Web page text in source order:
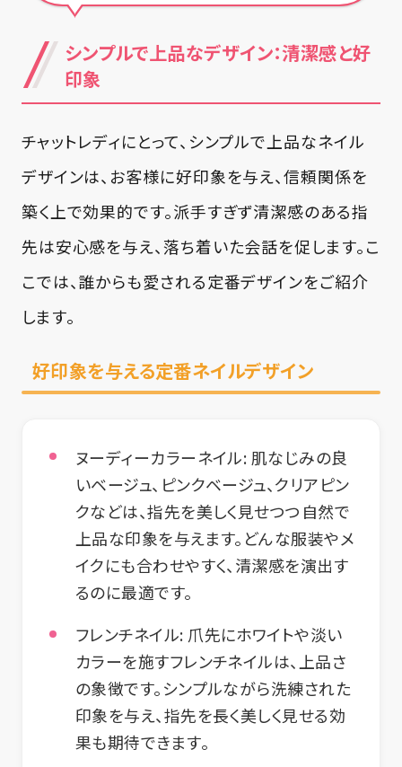
シンプルで上品なデザイン：清潔感と好
印象
チャットレディにとって、シンプルで上品なネイル
デザインは、お客様に好印象を与え、信頼関係を
築く上で効果的です。派手すぎず清潔感のある指
先は安心感を与え、落ち着いた会話を促します。こ
こでは、誰からも愛される定番デザインをご紹介
します。
好印象を与える定番ネイルデザイン
ヌーディーカラーネイル: 肌なじみの良
いベージュ、ピンクベージュ、クリアピン
クなどは、指先を美しく見せつつ自然で
上品な印象を与えます。どんな服装やメ
イクにも合わせやすく、清潔感を演出す
るのに最適です。
フレンチネイル: 爪先にホワイトや淡い
カラーを施すフレンチネイルは、上品さ
の象徴です。シンプルながら洗練された
印象を与え、指先を長く美しく見せる効
果も期待できます。